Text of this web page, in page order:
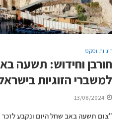
זוגיות וסקס
חורבן וחידוש: תשעה
למשברי הזוגיות
13/08/2024
"צום תשעה באב שחל היום ונקבע לזכר